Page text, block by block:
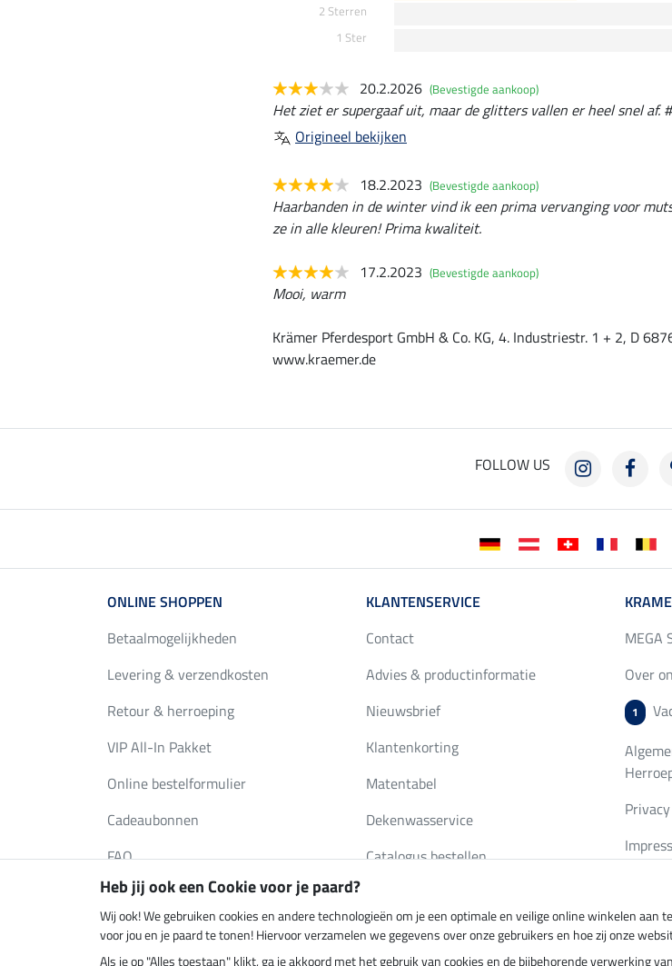
2 Sterren
1 Ster
20.2.2026 (Bevestigde aankoop)
Het ziet er supergaaf uit, maar de glitters vallen er heel snel af. #
Origineel bekijken
18.2.2023 (Bevestigde aankoop)
Haarbanden in de winter vind ik een prima vervanging voor
ze in alle kleuren! Prima kwaliteit.
17.2.2023 (Bevestigde aankoop)
Mooi, warm
Krämer Pferdesport GmbH & Co. KG, 4. Industriestr. 1 + 2, D
www.kraemer.de
FOLLOW US
ONLINE SHOPPEN
Betaalmogelijkheden
Levering & verzendkosten
Retour & herroeping
VIP All-In Pakket
Online bestelformulier
Cadeaubonnen
FAQ
KLANTENSERVICE
Contact
Advies & productinformatie
Nieuwsbrief
Klantenkorting
Matentabel
Dekenwasservice
Catalogus bestellen
MEGA
Over
1
Klimaatneutrale shop Verzending per Veilig
Heb jij ook een Cookie voor je paard?
Wij ook! We gebruiken cookies en andere technologieën om je een optimale en veilige online winkelen
voor jou en je paard te tonen! Hiervoor verzamelen we gegevens over onze gebruikers en hoe zij onze
Als je op "Alles toestaan" klikt, ga je akkoord met het gebruik van cookies en de bijbehorende verwerking